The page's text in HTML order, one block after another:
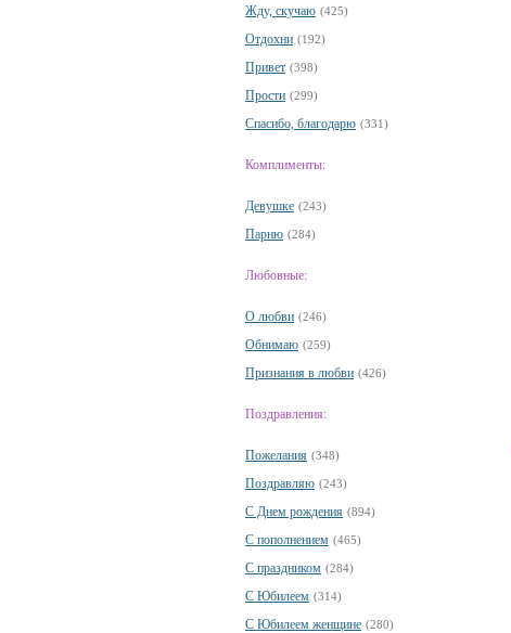
Жду, скучаю (425)
Отдохни (192)
Привет (398)
Прости (299)
Спасибо, благодарю (331)
Комплименты:
Девушке (243)
Парню (284)
Любовные:
О любви (246)
Обнимаю (259)
Признания в любви (426)
Поздравления:
Пожелания (348)
Поздравляю (243)
С Днем рождения (894)
С пополнением (465)
С праздником (284)
С Юбилеем (314)
С Юбилеем женщине (280)